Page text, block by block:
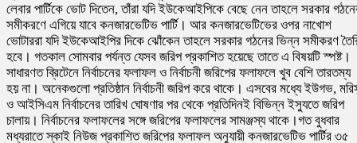
লেবার পার্টিকে ভোট দিতেন, তাঁরা যদি ইউকেআইপিকে বেছে নেন তাহলে সরকার
সমীকরণে এগিয়ে যাবে কনজারভেটিভ পার্টি। আর কনজারভেটিভের ওপর নাখোশ
ভোটাররা যদি ইউকেআইপির দিকে ঝোঁকেন তাহলে সরকার গঠনের ভিন্ন সমীকরণ
হবে। গতকাল সোমবার পর্যন্ত যেসব জরিপ প্রকাশিত হয়েছে তাতে এ বিষয়টি স্পষ্ট।
সাধারণত ব্রিটেনে নির্বাচনের ফলাফল ও নির্বাচনী জরিপের ফলাফলে খুব বেশি তারতম্য
হয় না। অনেকগুলো প্রতিষ্ঠান নির্বাচনী জরিপ করে থাকে। এসবের মধ্যে ইউগভ,
ও আইসিএম নির্বাচনের তারিখ ঘোষণার পর থেকে প্রতিদিনই বিভিন্ন ইস্যুতে জরিপ
চালায়। নির্বাচনের ফলাফলের সঙ্গে জরিপের ফলাফলের সামঞ্জস্য থাকে।গত বুধবার
মধ্যরাতে স্কাই নিউজ প্রকাশিত জরিপের ফলাফল অনুযায়ী কনজারভেটিভ পার্টির ৩৫